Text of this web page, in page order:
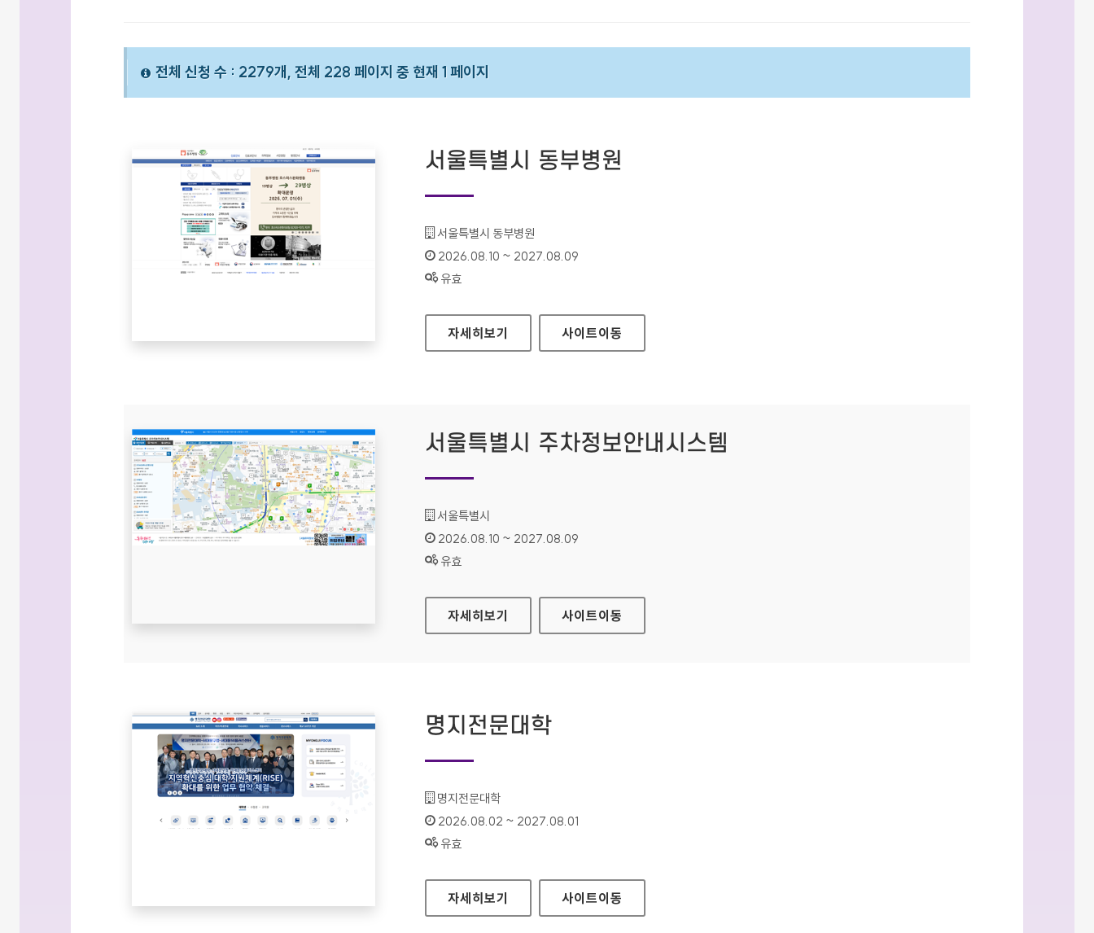
전체 신청 수 : 2279개, 전체 228 페이지 중 현재 1 페이지
서울특별시 동부병원
기관명 :
서울특별시 동부병원
인증기간 :
2026.08.10 ~ 2027.08.09
상태 :
유효
서울특별시 동부병원
자세히보기 사이트이동
서울특별시 주차정보안내시스템
기관명 :
서울특별시
인증기간 :
2026.08.10 ~ 2027.08.09
상태 :
유효
서울특별시 주차정보안내시스템
자세히보기 사이트이동
명지전문대학
기관명 :
명지전문대학
인증기간 :
2026.08.02 ~ 2027.08.01
상태 :
유효
명지전문대학
자세히보기 사이트이동